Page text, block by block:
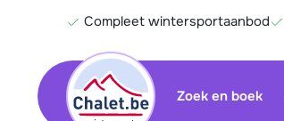
Compleet wintersportaanbod
Zoek en boek